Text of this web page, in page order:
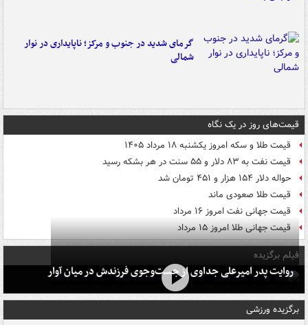
گرمای شدید در جنوب و مرکز؛ ناپایداری در نوار
شمالی
قیمت‌های روز در یک نگاه
قیمت طلا و سکه امروز یکشنبه ۱۸ مرداد ۱۴۰۵
قیمت نفت به ۸۳ دلار و ۵۵ سنت در هر بشکه رسید
حواله دلار ۱۵۴ هزار و ۴۵۱ تومان شد
قیمت طلا صعودی ماند
قیمت جهانی نفت امروز ۱۶ مرداد
قیمت جهانی طلا امروز ۱۵ مرداد
فیلم برگزیده
روایت پدر امیرعلی جداوی از جست‌وجوی فرزندش در میان آوار
برگزیده ورزشی